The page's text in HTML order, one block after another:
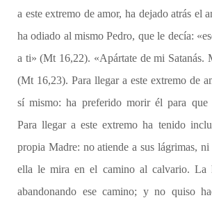
a este extremo de amor, ha dejado atrás el
ha odiado al mismo Pedro, que le decía:
a ti» (Mt 16,22). «Apártate de mi Satanás.
(Mt 16,23). Para llegar a este extremo de
sí mismo: ha preferido morir él para que
Para llegar a este extremo ha tenido
propia Madre: no atiende a sus lágrimas,
ella le mira en el camino al calvario. La
abandonando ese camino; y no quiso